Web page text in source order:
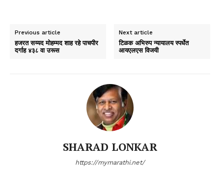
Previous article
हजरत सय्यद मोहम्मद शाह रहे पाचपीर
दर्गाह ४३८ वा उरूस
Next article
टिळक अभिरुप न्यायालय स्पर्धेत
आयएलएस विजयी
SHARAD LONKAR
https://mymarathi.net/